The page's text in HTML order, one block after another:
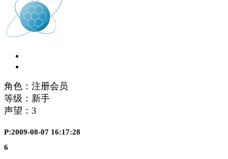
角色：注册会员
等级：新手
声望： 3
P:2009-08-07 16:17:28
6